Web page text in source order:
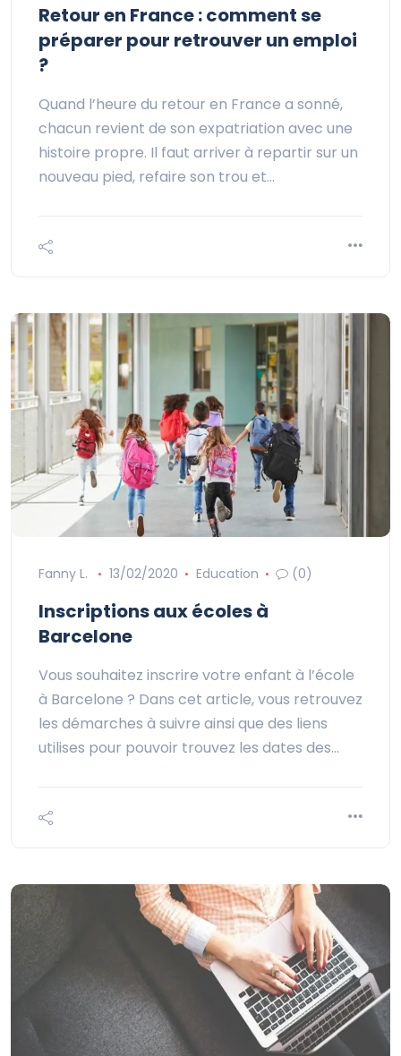
Retour en France : comment se
préparer pour retrouver un emploi
?
Quand l’heure du retour en France a sonné,
chacun revient de son expatriation avec une
histoire propre. Il faut arriver à repartir sur un
nouveau pied, refaire son trou et…
Fanny L. 13/02/2020 Education (0)
Inscriptions aux écoles à
Barcelone
Vous souhaitez inscrire votre enfant à l’école
à Barcelone ? Dans cet article, vous retrouvez
les démarches à suivre ainsi que des liens
utilises pour pouvoir trouvez les dates des…